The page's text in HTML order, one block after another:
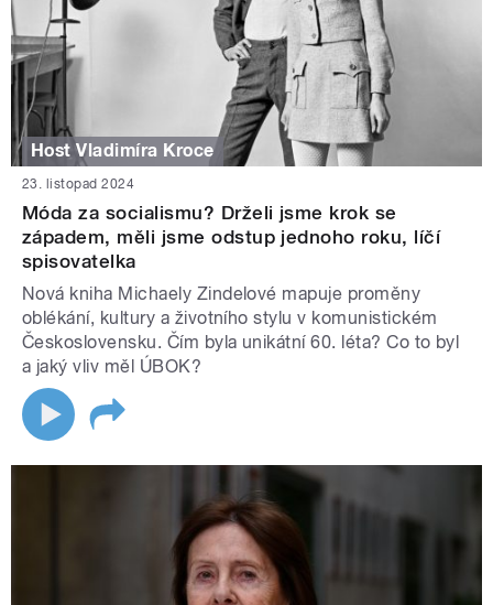
Host Vladimíra Kroce
23. listopad 2024
Móda za socialismu? Drželi jsme krok se
západem, měli jsme odstup jednoho roku, líčí
spisovatelka
Nová kniha Michaely Zindelové mapuje proměny
oblékání, kultury a životního stylu v komunistickém
Československu. Čím byla unikátní 60. léta? Co to byl
a jaký vliv měl ÚBOK?